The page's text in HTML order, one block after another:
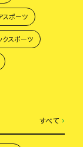
スポーツ
クスポーツ
すべて